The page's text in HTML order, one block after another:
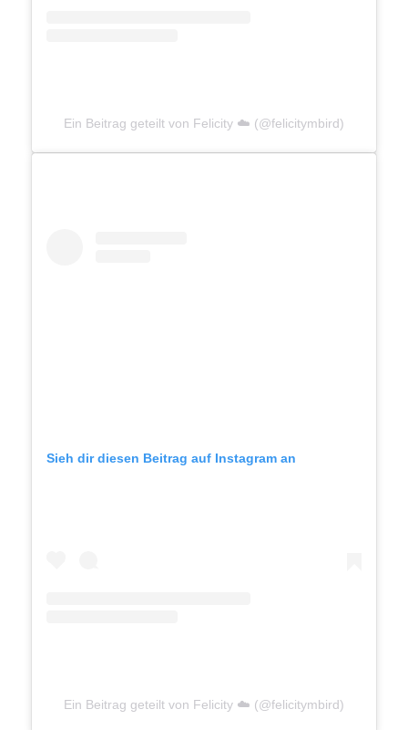
Ein Beitrag geteilt von Felicity ☁️ (@felicitymbird)
Sieh dir diesen Beitrag auf Instagram an
Ein Beitrag geteilt von Felicity ☁️ (@felicitymbird)